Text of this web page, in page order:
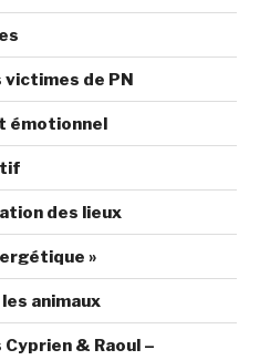
de PN
émotionnel
des lieux
»
animaux
& Raoul –